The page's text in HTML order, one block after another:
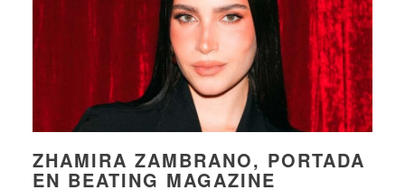
ZHAMIRA ZAMBRANO, PORTADA
EN BEATING MAGAZINE